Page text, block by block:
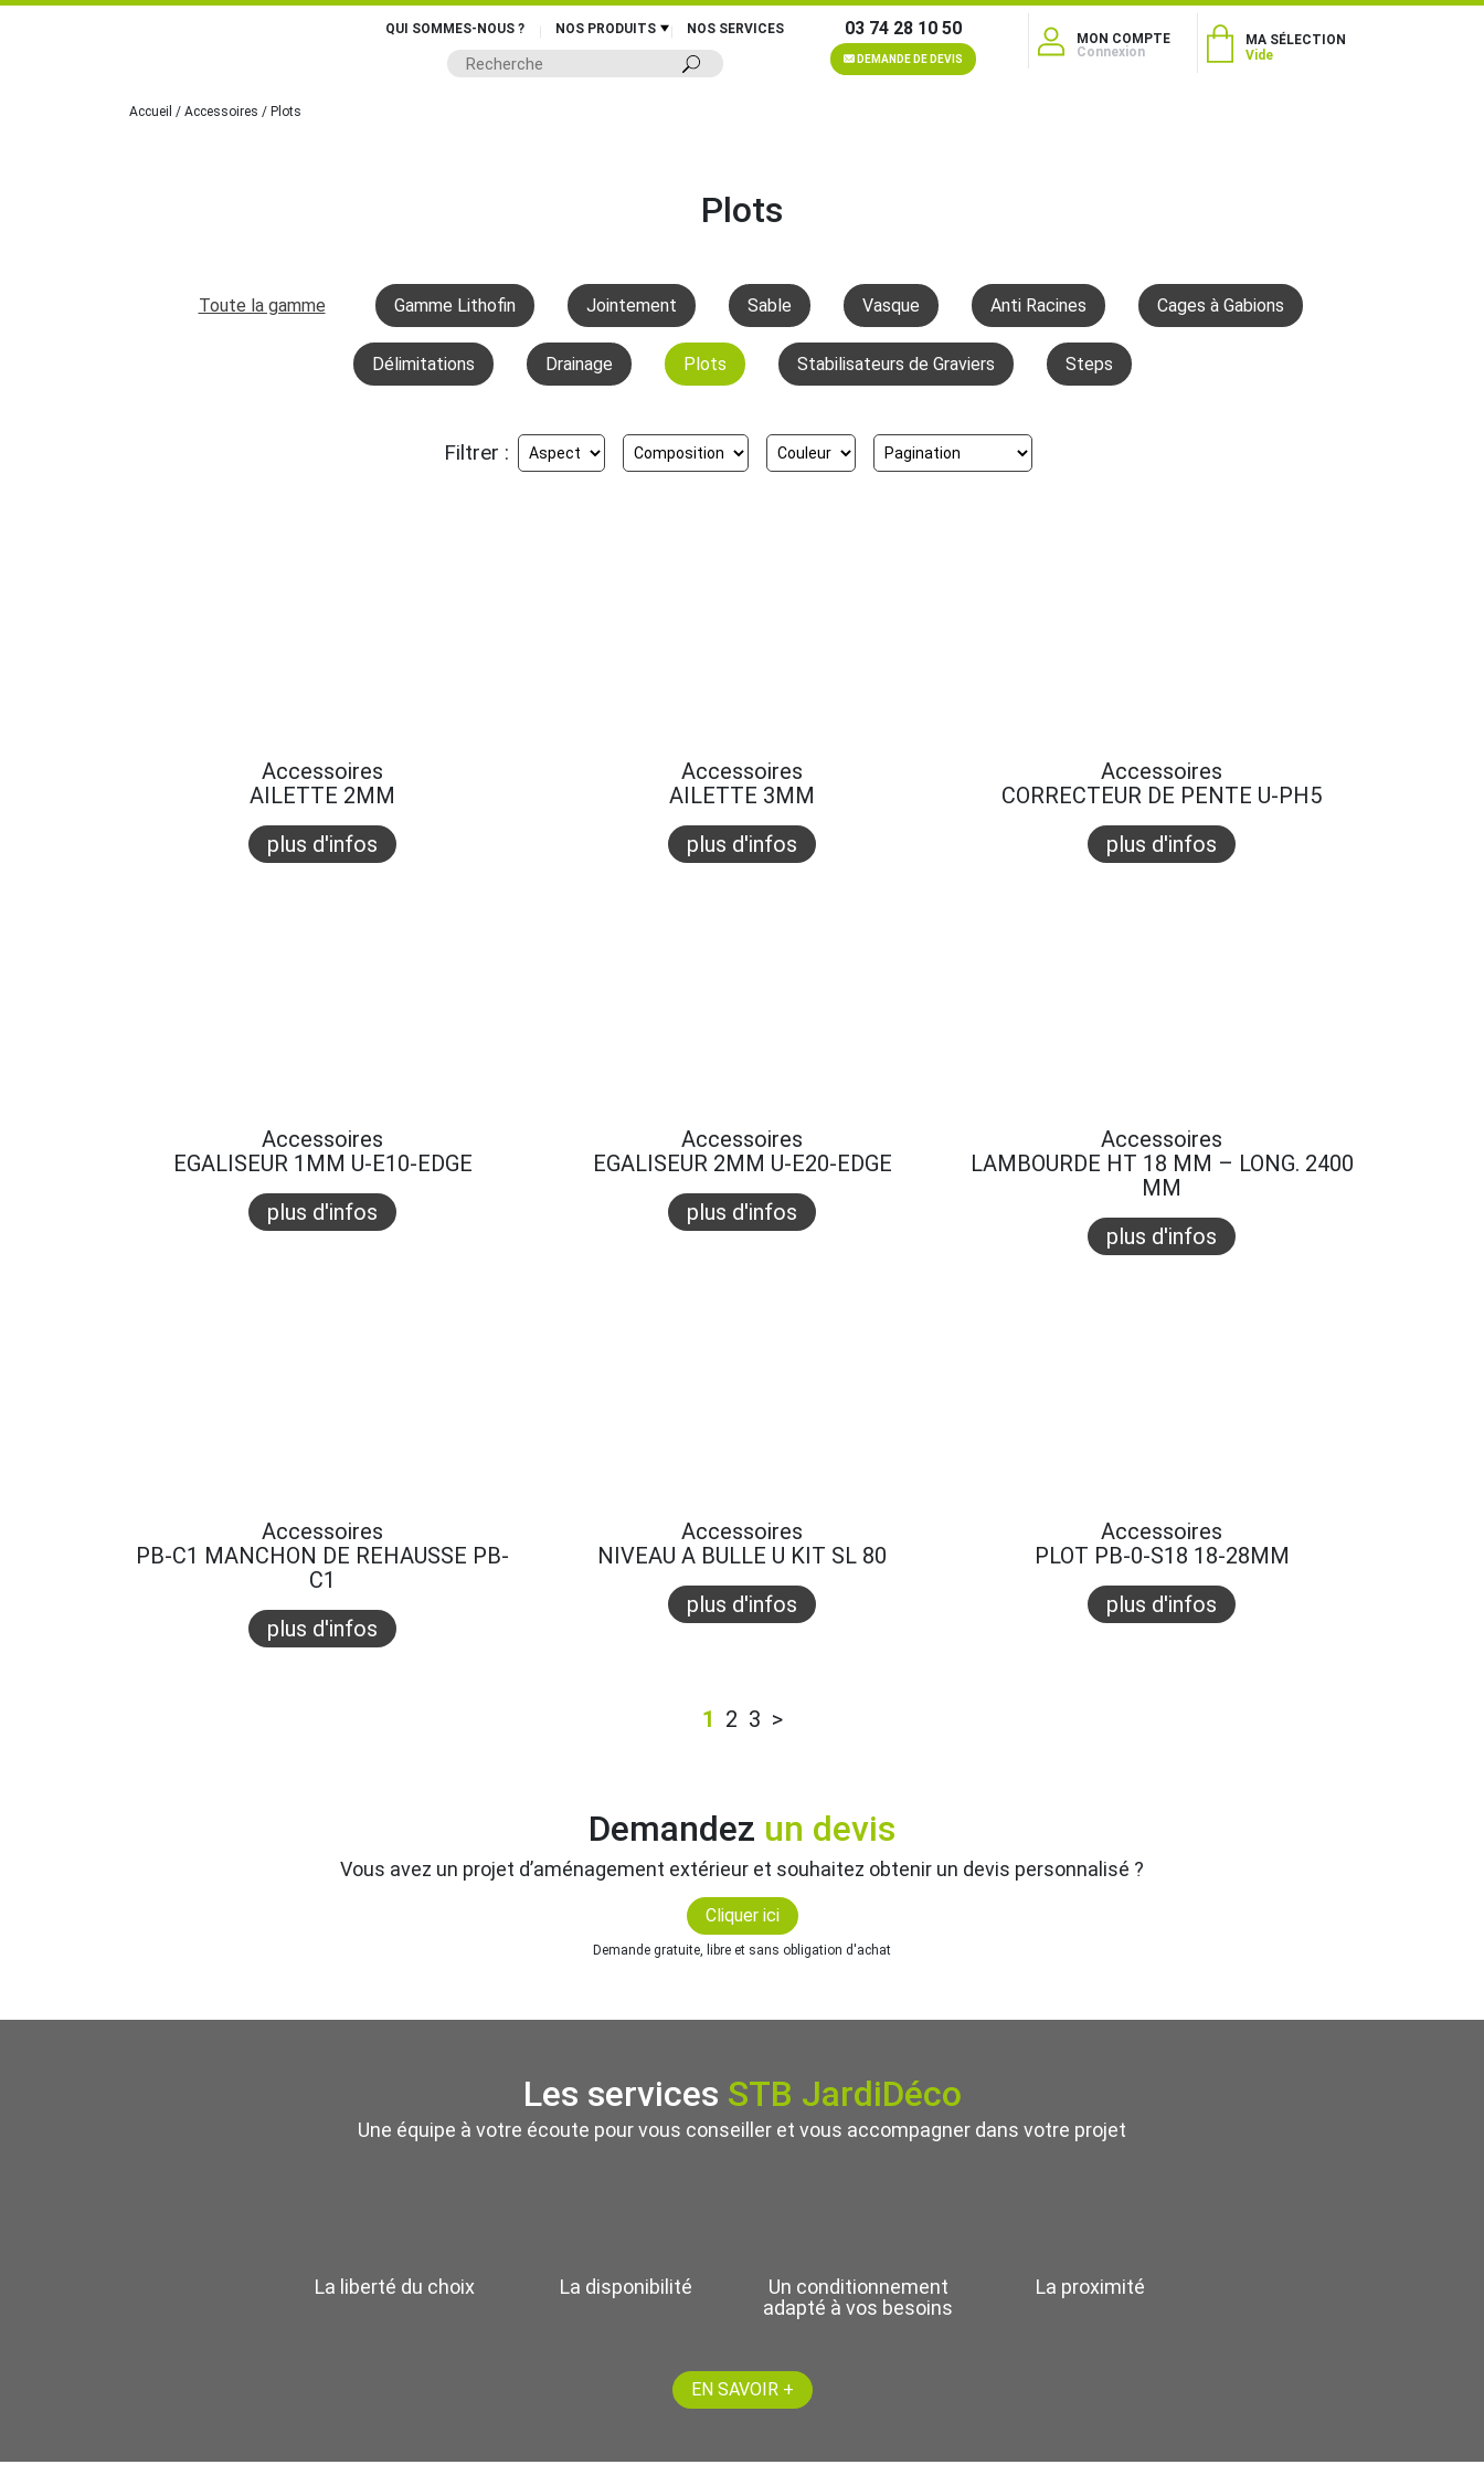
QUI SOMMES-NOUS ? NOS PRODUITS NOS SERVICES 03 74 28 10 50
DEMANDE DE DEVIS
MON COMPTE
Connexion
MA SÉLECTION
Vide
Accueil / Accessoires / Plots
Plots
Toute la gamme Gamme Lithofin Jointement Sable Vasque Anti Racines Cages à Gabions
Délimitations Drainage Plots Stabilisateurs de Graviers Steps
Filtrer :
Accessoires
AILETTE 2MM
plus d'infos
Accessoires
AILETTE 3MM
plus d'infos
Accessoires
CORRECTEUR DE PENTE U-PH5
plus d'infos
Accessoires
EGALISEUR 1MM U-E10-EDGE
plus d'infos
Accessoires
EGALISEUR 2MM U-E20-EDGE
plus d'infos
Accessoires
LAMBOURDE HT 18 MM – LONG. 2400
MM
plus d'infos
Accessoires
PB-C1 MANCHON DE REHAUSSE PB-
C1
plus d'infos
Accessoires
NIVEAU A BULLE U KIT SL 80
plus d'infos
Accessoires
PLOT PB-0-S18 18-28MM
plus d'infos
1 2 3 >
Demandez un devis
Vous avez un projet d’aménagement extérieur et souhaitez obtenir un devis personnalisé ?
Cliquer ici
Demande gratuite, libre et sans obligation d'achat
Les services STB JardiDéco
Une équipe à votre écoute pour vous conseiller et vous accompagner dans votre projet
La liberté du choix La disponibilité
Un conditionnement
adapté à vos besoins
La proximité
EN SAVOIR +